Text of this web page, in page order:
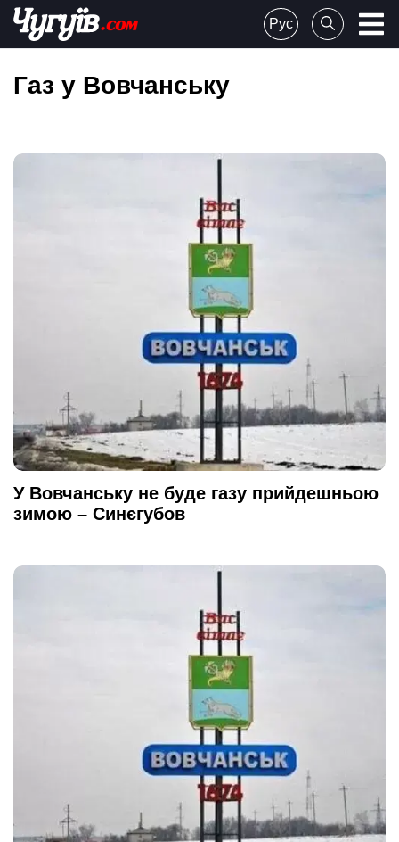
Skip
content
Chuguiv
Рус
Газ у Вовчанську
У Вовчанську не буде газу прийдешньою
зимою – Синєгубов